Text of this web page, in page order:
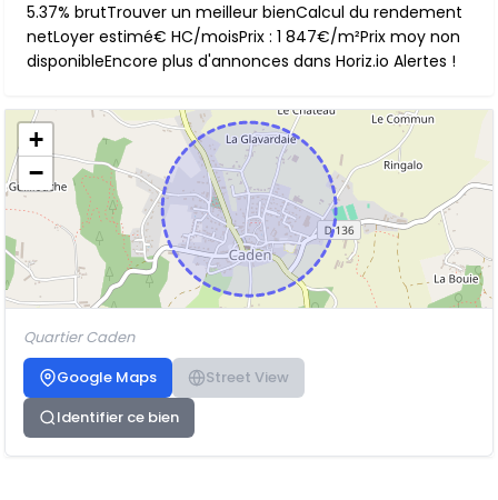
5.37% brutTrouver un meilleur bienCalcul du rendement
netLoyer estimé€ HC/moisPrix : 1 847€/m²Prix moy non
disponibleEncore plus d'annonces dans Horiz.io Alertes !
+
−
Quartier Caden
Google Maps
Street View
Identifier ce bien